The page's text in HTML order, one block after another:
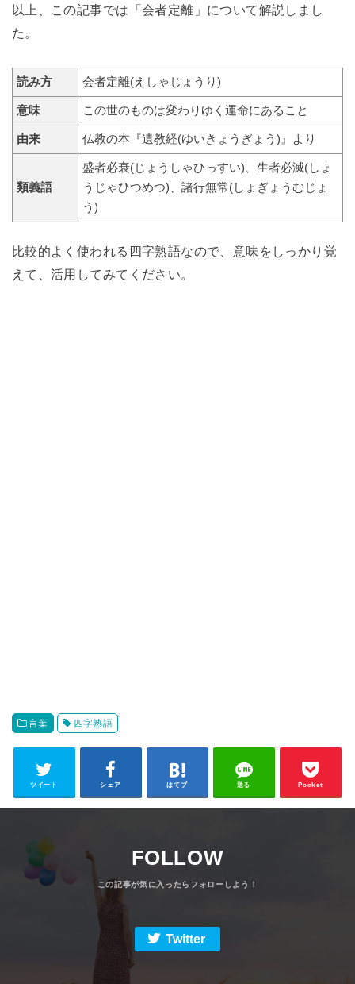
以上、この記事では「会者定離」について解説しまし
た。
読み方 会者定離(えしゃじょうり)
意味 この世のものは変わりゆく運命にあること
由来 仏教の本『遺教経(ゆいきょうぎょう)』より
類義語
盛者必衰(じょうしゃひっすい)、生者必滅(しょ
うじゃひつめつ)、諸行無常(しょぎょうむじょ
う)
比較的よく使われる四字熟語なので、意味をしっかり覚
えて、活用してみてください。
言葉 四字熟語
ツイート シェア はてブ 送る Pocket
FOLLOW
Twitter